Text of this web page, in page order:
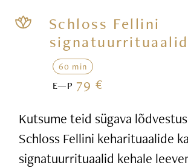
Schloss Fellini
60 min
E—P 79 €
Kutsume teid sügava
Schloss Fellini keharituaalide
signatuurrituaalid kehale